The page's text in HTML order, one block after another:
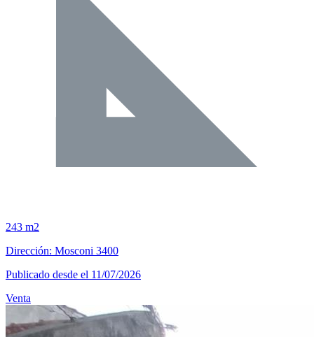
243 m2
Dirección: Mosconi 3400
Publicado desde el 11/07/2026
Venta